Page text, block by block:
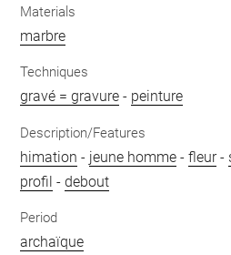
Materials
marbre
Techniques
gravé = gravure - peinture
Description/Features
himation - jeune homme -fleur-
profil -debout
Period
archaïque